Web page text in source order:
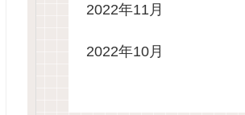
2022年11月
2022年10月